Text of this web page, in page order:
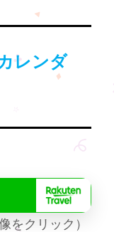
レンダ
をクリック）